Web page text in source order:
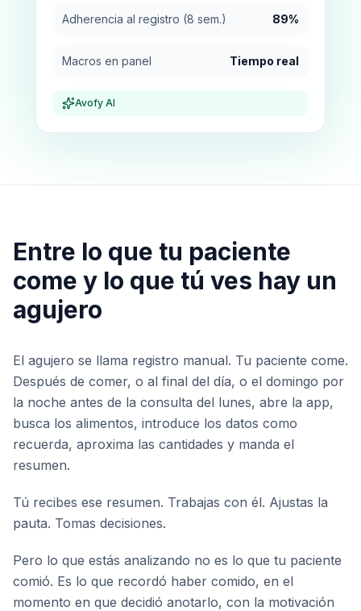
Adherencia al registro (8 sem.) 89%
Macros en panel Tiempo real
Avofy AI
Entre lo que tu paciente
come y lo que tú ves hay un
agujero
El agujero se llama registro manual. Tu paciente come.
Después de comer, o al final del día, o el domingo por
la noche antes de la consulta del lunes, abre la app,
busca los alimentos, introduce los datos como
recuerda, aproxima las cantidades y manda el
resumen.
Tú recibes ese resumen. Trabajas con él. Ajustas la
pauta. Tomas decisiones.
Pero lo que estás analizando no es lo que tu paciente
comió. Es lo que recordó haber comido, en el
momento en que decidió anotarlo, con la motivación